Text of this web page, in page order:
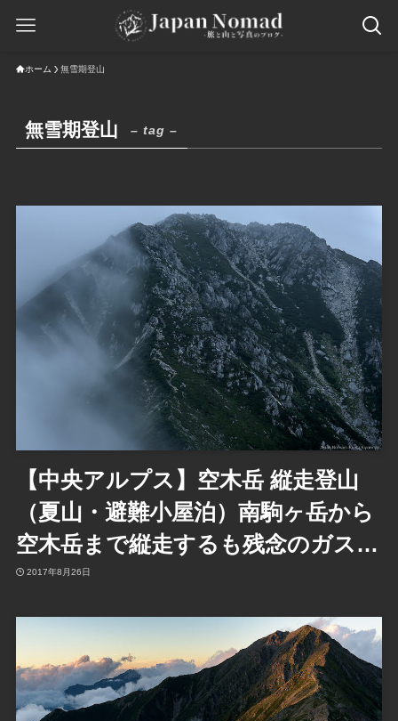
ホーム 無雪期登山
無雪期登山 – tag –
【中央アルプス】空木岳 縦走登山
（夏山・避難小屋泊）南駒ヶ岳から
空木岳まで縦走するも残念のガス…
2017年8月26日